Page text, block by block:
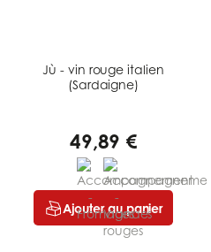
Jù - vin rouge italien
(Sardaigne)
49,89 €
Ajouter au panier